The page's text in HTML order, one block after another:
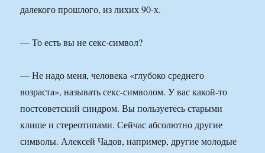
далекого прошлого, из лихих 90-х.
— То есть вы не секс-символ?
— Не надо меня, человека «глубоко среднего
возраста», называть секс-символом. У вас какой-то
постсоветский синдром. Вы пользуетесь старыми
клише и стереотипами. Сейчас абсолютно другие
символы. Алексей Чадов, например, другие молодые